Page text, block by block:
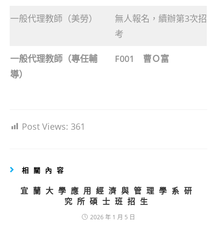
一般代理教師（美勞）
無人報名，續辦第3次招
考
一般代理教師（專任輔
導）
F001 曹Ｏ富
Post Views: 361
相關內容
宜蘭大學應用經濟與管理學系研
究所碩士班招生
2026 年 1 月 5 日